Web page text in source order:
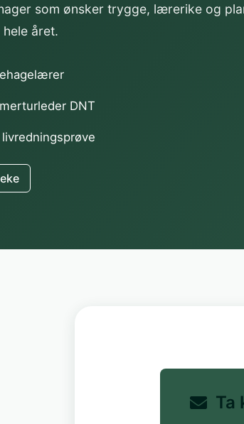
som ønsker trygge, lærerike og
året.
DNT
Ta